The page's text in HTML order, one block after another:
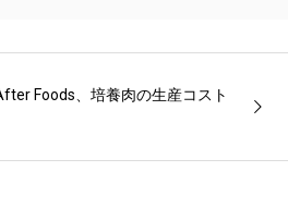
Foods、培養肉の生産コスト